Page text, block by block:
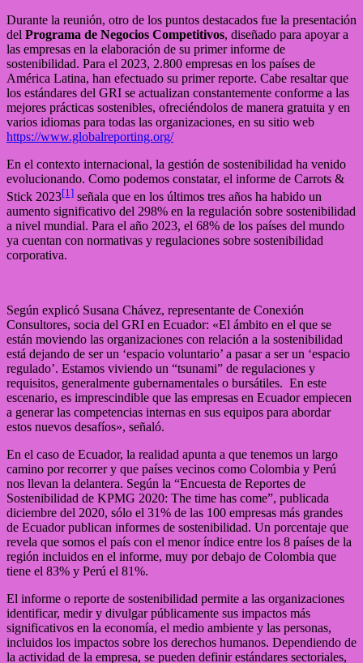
Durante la reunión, otro de los puntos destacados fue la presentación
del Programa de Negocios Competitivos, diseñado para apoyar a
las empresas en la elaboración de su primer informe de
sostenibilidad. Para el 2023, 2.800 empresas en los países de
América Latina, han efectuado su primer reporte. Cabe resaltar que
los estándares del GRI se actualizan constantemente conforme a las
mejores prácticas sostenibles, ofreciéndolos de manera gratuita y en
varios idiomas para todas las organizaciones, en su sitio web
https://www.globalreporting.org/
En el contexto internacional, la gestión de sostenibilidad ha venido
evolucionando. Como podemos constatar, el informe de Carrots &
Stick 2023[1] señala que en los últimos tres años ha habido un
aumento significativo del 298% en la regulación sobre sostenibilidad
a nivel mundial. Para el año 2023, el 68% de los países del mundo
ya cuentan con normativas y regulaciones sobre sostenibilidad
corporativa.
Según explicó Susana Chávez, representante de Conexión
Consultores, socia del GRI en Ecuador: «El ámbito en el que se
están moviendo las organizaciones con relación a la sostenibilidad
está dejando de ser un ‘espacio voluntario’ a pasar a ser un ‘espacio
regulado’. Estamos viviendo un “tsunami” de regulaciones y
requisitos, generalmente gubernamentales o bursátiles. En este
escenario, es imprescindible que las empresas en Ecuador empiecen
a generar las competencias internas en sus equipos para abordar
estos nuevos desafíos», señaló.
En el caso de Ecuador, la realidad apunta a que tenemos un largo
camino por recorrer y que países vecinos como Colombia y Perú
nos llevan la delantera. Según la “Encuesta de Reportes de
Sostenibilidad de KPMG 2020: The time has come”, publicada
diciembre del 2020, sólo el 31% de las 100 empresas más grandes
de Ecuador publican informes de sostenibilidad. Un porcentaje que
revela que somos el país con el menor índice entre los 8 países de la
región incluidos en el informe, muy por debajo de Colombia que
tiene el 83% y Perú el 81%.
El informe o reporte de sostenibilidad permite a las organizaciones
identificar, medir y divulgar públicamente sus impactos más
significativos en la economía, el medio ambiente y las personas,
incluidos los impactos sobre los derechos humanos. Dependiendo de
la actividad de la empresa, se pueden definir estándares sectoriales,